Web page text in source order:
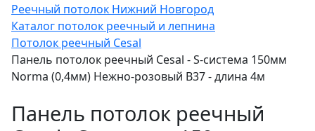
Реечный потолок Нижний Новгород
Каталог потолок реечный и лепнина
Потолок реечный Cesal
Панель потолок реечный Cesal - S-система 150мм
Norma (0,4мм) Нежно-розовый В37 - длина 4м
Панель потолок реечный